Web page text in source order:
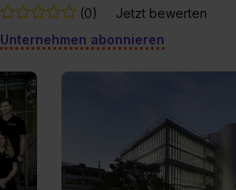
(0)
Jetzt bewerten
Unternehmen abonnieren